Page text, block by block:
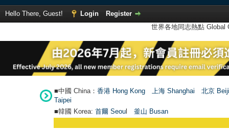
Hello There, Guest! Login
Register
世界各地同志熱點
■中國 China： 香港 Hong Kong 上海 Shanghai
北京
Taipei
■韓國 Korea: 首爾 Seoul 釜山 Busan